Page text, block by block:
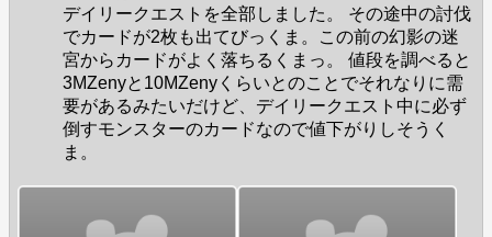
デイリークエストを全部しました。 その途中の討伐
でカードが2枚も出てびっくま。この前の幻影の迷
宮からカードがよく落ちるくまっ。 値段を調べると
3MZenyと10MZenyくらいとのことでそれなりに需
要があるみたいだけど、デイリークエスト中に必ず
倒すモンスターのカードなので値下がりしそうく
ま。